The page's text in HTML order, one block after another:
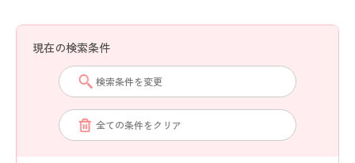
現在の検索条件
検索条件を変更
全ての条件をクリア